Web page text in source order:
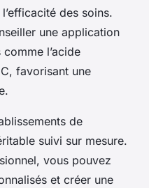
des soins.
une application
l’acide
favorisant une
de
suivi sur mesure.
vous pouvez
et créer une